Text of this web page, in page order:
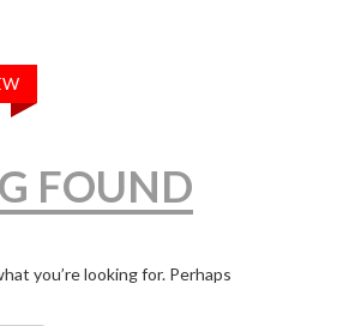
FOUND
you’re looking for. Perhaps